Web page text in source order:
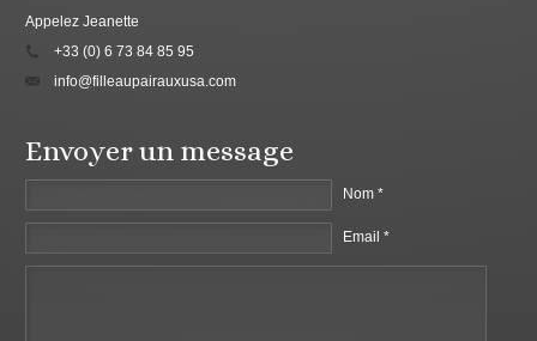
Appelez Jeanette
+33 (0) 6 73 84 85 95
info@filleaupairauxusa.com
Envoyer un message
Nom *
Email *